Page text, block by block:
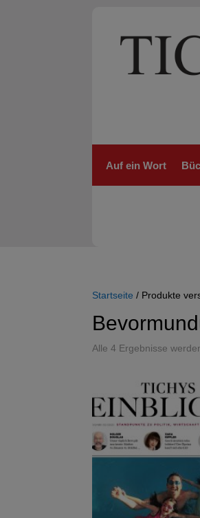
Auf ein Wort
Startseite / Produkte
Alle 4 Ergebnisse